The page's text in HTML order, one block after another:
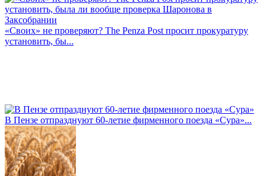
«Своих» не проверяют? The Penza Post просит прокуратуру
установить, бы...
В Пензе отпразднуют 60-летие фирменного поезда «Сура»...